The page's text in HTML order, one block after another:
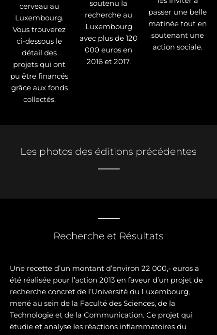
cerveau au
Luxembourg.
Vous trouverez
ci-dessous le
détail des
projets qui ont
pu être financés
grâce aux fonds
collectés.
soutenu la
recherche au
Luxembourg
avec plus de 120
000 euros en
2016 et 2017.
passer une belle
matinée tout en
soutenant une
action sociale.
Les photos des éditions précédentes
Recherche et Résultats
Une recette d’un montant d’environ 22 000,- euros a
été réalisée pour l’action 2013 en faveur d’un projet de
recherche concret de l’Université du Luxembourg,
mené au sein de la Faculté des Sciences, de la
Technologie et de la Communication. Ce projet qui
étudie et analyse les réactions inflammatoires du